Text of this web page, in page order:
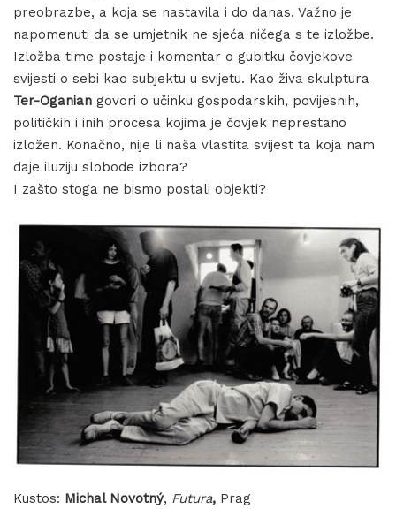
preobrazbe, a koja se nastavila i do danas. Važno je
napomenuti da se umjetnik ne sjeća ničega s te izložbe.
Izložba time postaje i komentar o gubitku čovjekove
svijesti o sebi kao subjektu u svijetu. Kao živa skulptura
Ter-Oganian govori o učinku gospodarskih, povijesnih,
političkih i inih procesa kojima je čovjek neprestano
izložen. Konačno, nije li naša vlastita svijest ta koja nam
daje iluziju slobode izbora?
I zašto stoga ne bismo postali objekti?
Kustos: Michal Novotný, Futura, Prag